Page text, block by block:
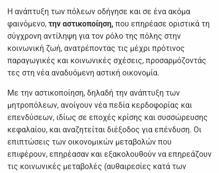
Η ανάπτυξη των πόλεων οδήγησε και σε ένα ακόμα
φαινόμενο, την αστικοποίηση, που επηρέασε οριστικά τη
σύγχρονη αντίληψη για τον ρόλο της πόλης στην
κοινωνική ζωή, ανατρέποντας τις μέχρι πρότινος
παραγωγικές και κοινωνικές σχέσεις, προσαρμόζοντάς
τες στη νέα αναδυόμενη αστική οικονομία.
Με την αστικοποίηση, δηλαδή την ανάπτυξη των
μητροπόλεων, ανοίγουν νέα πεδία κερδοφορίας και
επενδύσεων, ιδίως σε εποχές κρίσης και συσσώρευσης
κεφαλαίου, και αναζητείται διέξοδος για επένδυση. Οι
επιπτώσεις των οικονομικών μεταβολών που
επιφέρουν, επηρέασαν και εξακολουθούν να επηρεάζουν
τις κοινωνικές μεταβολές (αυθαιρεσίες κατά των